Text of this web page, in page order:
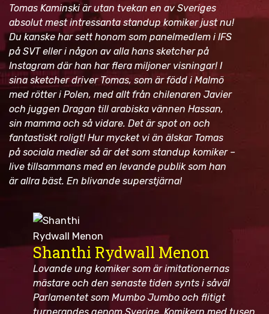
Tomas Kaminski är utan tvekan en av Sveriges
absolut mest intressanta standup komiker just nu!
Du kanske har sett honom som panelmedlem i IFS
på SVT eller i någon av alla hans sketcher på
Instagram där han har flera miljoner visningar! I
sina sketcher driver Tomas, som är född i Malmö
med rötter i Polen, med allt från chilenaren Javier
och juggen Dragan till arabiska vännen Hassan,
sin mamma och så vidare. Det är spot on och
fantastiskt roligt! Hur mycket vi än älskar Tomas
på sociala medier så är det som standup komiker –
live tillsammans med en levande publik som han
är allra bäst. En blivande superstjärna!
Shanthi Rydwall Menon
Lovande ung komiker som är imitationernas
mästare och den senaste tiden synts i såväl
Parlamentet som Mumbo Jumbo och flitigt